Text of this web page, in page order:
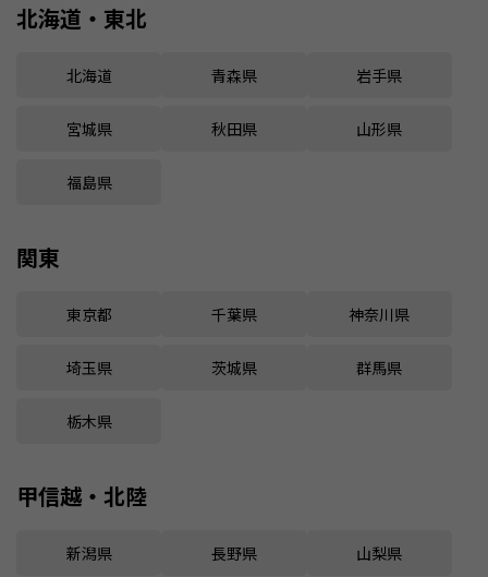
北海道・東北
北海道 青森県 岩手県
宮城県 秋田県 山形県
福島県
関東
東京都 千葉県 神奈川県
埼玉県 茨城県 群馬県
栃木県
甲信越・北陸
新潟県 長野県 山梨県